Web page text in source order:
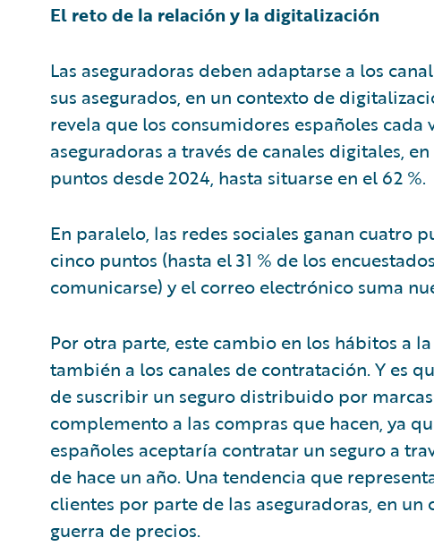
El reto de la relación y la digitalización
Las aseguradoras deben adaptarse a los
sus asegurados, en un contexto de
revela que los consumidores españoles cada
aseguradoras a través de canales digitales,
puntos desde 2024, hasta situarse en el 62 %.
En paralelo, las redes sociales ganan cuatro
cinco puntos (hasta el 31 % de los
comunicarse) y el correo electrónico suma
Por otra parte, este cambio en los hábitos a
también a los canales de contratación. Y es
de suscribir un seguro distribuido por
complemento a las compras que hacen, ya
españoles aceptaría contratar un seguro a
de hace un año. Una tendencia que
clientes por parte de las aseguradoras, en
guerra de precios.